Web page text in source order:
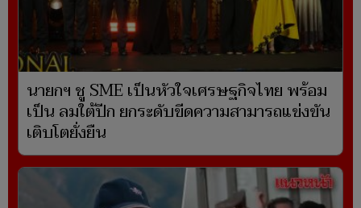
นายกฯ ชู SME เป็นหัวใจเศรษฐกิจไทย พร้อม
เป็น ลมใต้ปีก ยกระดับขีดความสามารถแข่งขัน
เติบโตยั่งยืน